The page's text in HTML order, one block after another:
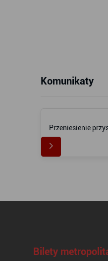
Komunikaty
Przeniesienie
Bilety